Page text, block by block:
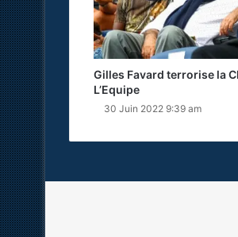
Gilles Favard terrorise la
L’Equipe
30 Juin 2022 9:39 am